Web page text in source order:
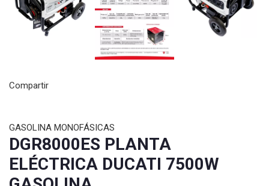
Compartir
GASOLINA MONOFÁSICAS
DGR8000ES PLANTA
ELÉCTRICA DUCATI 7500W